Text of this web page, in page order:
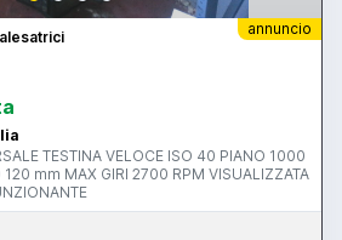
annuncio
TESTINA VELOCE ISO 40 PIANO 1000
mm MAX GIRI 2700 RPM VISUALIZZATA